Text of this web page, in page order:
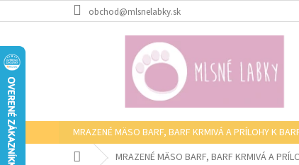
na
obchod@mlsnelabky.sk
MRAZENÉ MÄSO BARF, BARF KRMIVÁ A PRÍLOHY K
DomovMRAZENÉ MÄSO BARF, BARF KRMIVÁ A